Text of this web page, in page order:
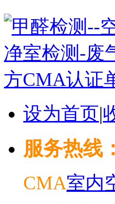
设为首页|
服务热线
CMA室内